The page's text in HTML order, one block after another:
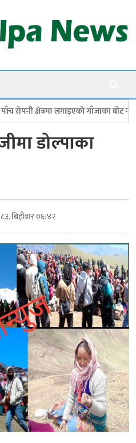
गाँजाका बोट नष्ट जगदुल्लामा
डोल्पाका
बिहीबार ०६:४२